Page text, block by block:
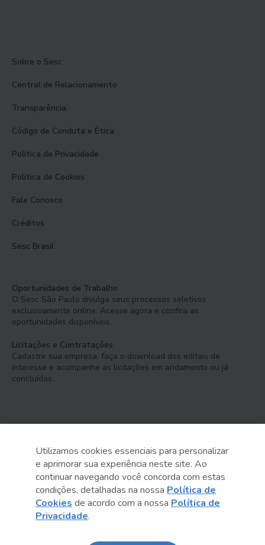
Sobre o Sesc
Central de Relacionamento
Transparência
Código de Conduta e Ética
Política de Privacidade
Política de Cookies
Fale Conosco
Créditos
Sesc Brasil
Oportunidades de Trabalho
O Sesc São Paulo divulga seus processos seletivos
exclusivamente online. Acesse agora e confira as
oportunidades disponíveis.
Licitações e Contratações
Cadastre sua empresa, faça o download dos editais de
interesse e acompanhe as licitações em andamento ou já
concluídas.
Serviço Social do Comércio
Administração Regional no Estado de São Paulo
Sesc São Paulo por aí:
Utilizamos cookies essenciais para personalizar
e aprimorar sua experiência neste site. Ao
continuar navegando você concorda com estas
condições, detalhadas na nossa Política de
Cookies de acordo com a nossa Política de
Privacidade.